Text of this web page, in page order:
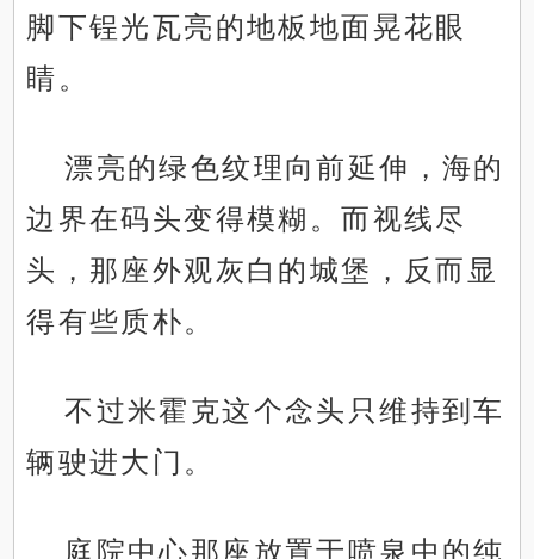
脚下锃光瓦亮的地板地面晃花眼
睛。
漂亮的绿色纹理向前延伸，海的
边界在码头变得模糊。而视线尽
头，那座外观灰白的城堡，反而显
得有些质朴。
不过米霍克这个念头只维持到车
辆驶进大门。
庭院中心那座放置于喷泉中的纯